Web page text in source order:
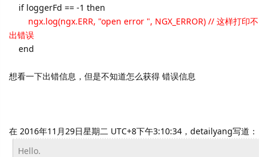
if loggerFd == -1 then
ngx.log(ngx.ERR, "open error ", NGX_ERROR) // 这样打印不
出错误
end
想看一下出错信息，但是不知道怎么获得 错误信息
在 2016年11月29日星期二 UTC+8下午3:10:34，detailyang写道：
Hello.